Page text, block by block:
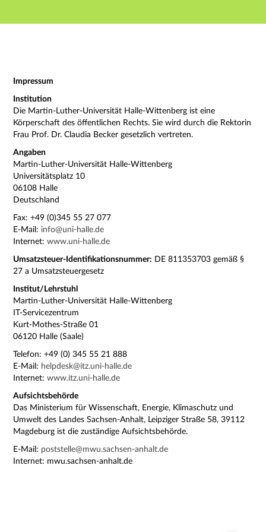
Hauptnavigation
Impressum
Impressum
Institution
Die Martin-Luther-Universität Halle-Wittenberg ist eine
Körperschaft des öffentlichen Rechts. Sie wird durch die Rektorin
Frau Prof. Dr. Claudia Becker gesetzlich vertreten.
Angaben
Martin-Luther-Universität Halle-Wittenberg
Universitätsplatz 10
06108 Halle
Deutschland
Fax: +49 (0)345 55 27 077
E-Mail: info@uni-halle.de
Internet:www.uni-halle.de
Umsatzsteuer-Identifikationsnummer: DE 811353703 gemäß §
27 a Umsatzsteuergesetz
Institut/Lehrstuhl
Martin-Luther-Universität Halle-Wittenberg
IT-Servicezentrum
Kurt-Mothes-Straße 01
06120 Halle (Saale)
Telefon: +49 (0) 345 55 21 888
E-Mail: helpdesk@itz.uni-halle.de
Internet:www.itz.uni-halle.de
Aufsichtsbehörde
Das Ministerium für Wissenschaft, Energie, Klimaschutz und
Umwelt des Landes Sachsen-Anhalt, Leipziger Straße 58, 39112
Magdeburg ist die zuständige Aufsichtsbehörde.
E-Mail: poststelle@mwu.sachsen-anhalt.de
Internet: mwu.sachsen-anhalt.de